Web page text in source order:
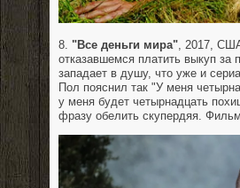
8. "Все деньги мира", 2017,
отказавшемся платить выкуп за
западает в душу, что уже и
Пол пояснил так "У меня
у меня будет четырнадцать
фразу обелить скупердяя.